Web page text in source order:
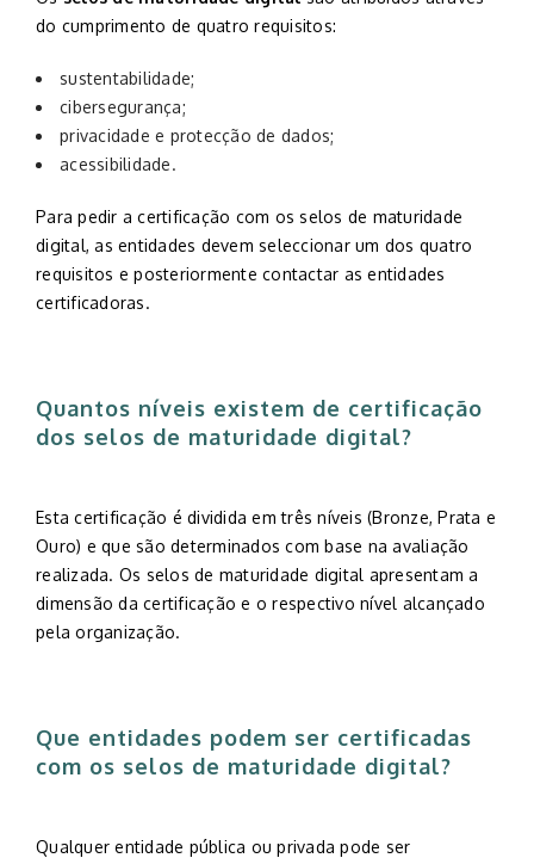
do cumprimento de quatro requisitos:
sustentabilidade;
cibersegurança;
privacidade e protecção de dados;
acessibilidade.
Para pedir a certificação com os selos de maturidade
digital, as entidades devem seleccionar um dos quatro
requisitos e posteriormente contactar as entidades
certificadoras.
Quantos níveis existem de certificação
dos selos de maturidade digital?
Esta certificação é dividida em três níveis (Bronze, Prata e
Ouro) e que são determinados com base na avaliação
realizada. Os selos de maturidade digital apresentam a
dimensão da certificação e o respectivo nível alcançado
pela organização.
Que entidades podem ser certificadas
com os selos de maturidade digital?
Qualquer entidade pública ou privada pode ser